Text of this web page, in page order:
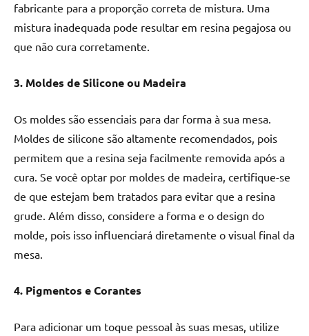
fabricante para a proporção correta de mistura. Uma
mistura inadequada pode resultar em resina pegajosa ou
que não cura corretamente.
3. Moldes de Silicone ou Madeira
Os moldes são essenciais para dar forma à sua mesa.
Moldes de silicone são altamente recomendados, pois
permitem que a resina seja facilmente removida após a
cura. Se você optar por moldes de madeira, certifique-se
de que estejam bem tratados para evitar que a resina
grude. Além disso, considere a forma e o design do
molde, pois isso influenciará diretamente o visual final da
mesa.
4. Pigmentos e Corantes
Para adicionar um toque pessoal às suas mesas, utilize